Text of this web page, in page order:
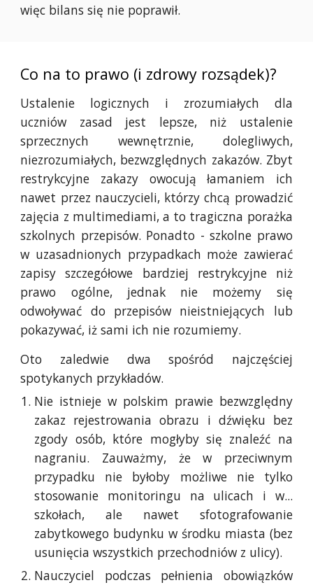
więc bilans się nie poprawił.
Co na to prawo (i zdrowy rozsądek)?
Ustalenie logicznych i zrozumiałych dla
uczniów zasad jest lepsze, niż ustalenie
sprzecznych wewnętrznie, dolegliwych,
niezrozumiałych, bezwzględnych zakazów. Zbyt
restrykcyjne zakazy owocują łamaniem ich
nawet przez nauczycieli, którzy chcą prowadzić
zajęcia z multimediami, a to tragiczna porażka
szkolnych przepisów. Ponadto - szkolne prawo
w uzasadnionych przypadkach może zawierać
zapisy szczegółowe bardziej restrykcyjne niż
prawo ogólne, jednak nie możemy się
odwoływać do przepisów nieistniejących lub
pokazywać, iż sami ich nie rozumiemy.
Oto zaledwie dwa spośród najczęściej
spotykanych przykładów.
Nie istnieje w polskim prawie bezwzględny
zakaz rejestrowania obrazu i dźwięku bez
zgody osób, które mogłyby się znaleźć na
nagraniu. Zauważmy, że w przeciwnym
przypadku nie byłoby możliwe nie tylko
stosowanie monitoringu na ulicach i w...
szkołach, ale nawet sfotografowanie
zabytkowego budynku w środku miasta (bez
usunięcia wszystkich przechodniów z ulicy).
Nauczyciel podczas pełnienia obowiązków